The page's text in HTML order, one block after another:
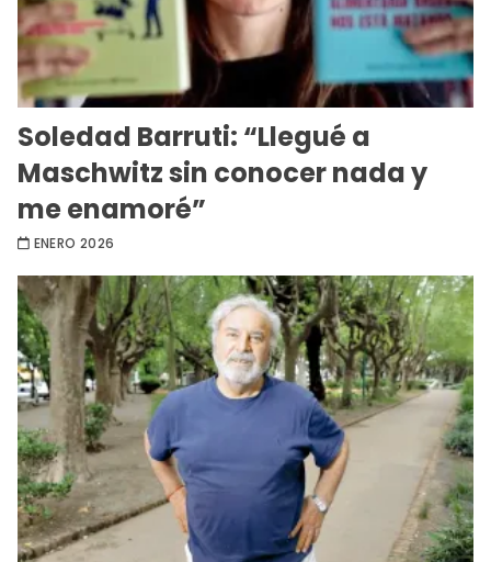
Soledad Barruti: “Llegué a
Maschwitz sin conocer nada y
me enamoré”
ENERO 2026